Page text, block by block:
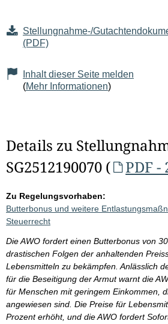
Stellungnahme-/
(PDF)
Inhalt dieser Seite melden
(Mehr Informationen)
Details zu
SG2512190070 (
PDF -
Zu Regelungsvorhaben:
Butterbonus und weitere
Steuerrecht
Die AWO fordert einen Butterbonus von
drastischen Folgen der anhaltenden
Lebensmitteln zu bekämpfen. Anlässlich
für die Beseitigung der Armut warnt die
für Menschen mit geringem Einkommen,
angewiesen sind. Die Preise für
Prozent erhöht, und die AWO fordert